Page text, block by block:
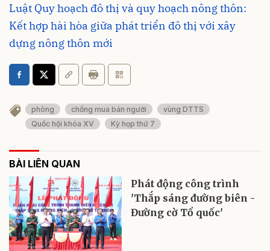
Luật Quy hoạch đô thị và quy hoạch nông thôn:
Kết hợp hài hòa giữa phát triển đô thị với xây
dựng nông thôn mới
phòng chống mua bán người
vùng DTTS
Quốc hội khóa XV
Kỳ họp thứ 7
BÀI LIÊN QUAN
Phát động công trình
'Thắp sáng đường biên -
Đường cờ Tổ quốc'